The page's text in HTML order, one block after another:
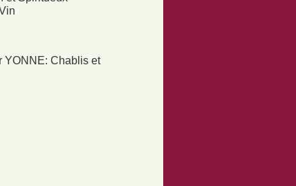
YONNE: Chablis et